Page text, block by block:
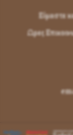
Είμαστε
Ωρες